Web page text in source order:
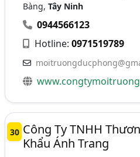
Bàng,Tây Ninh
0944566123
Hotline:0971519789
30 Công Ty TNHH
Khẩu Ánh Trang